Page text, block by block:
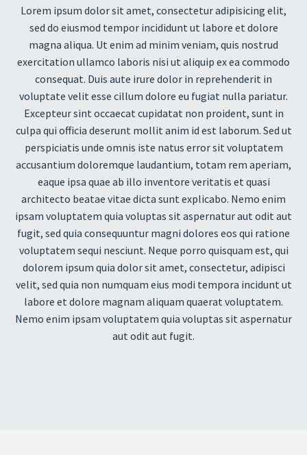
Lorem ipsum dolor sit amet, consectetur adipisicing elit,
sed do eiusmod tempor incididunt ut labore et dolore
magna aliqua. Ut enim ad minim veniam, quis nostrud
exercitation ullamco laboris nisi ut aliquip ex ea commodo
consequat. Duis aute irure dolor in reprehenderit in
voluptate velit esse cillum dolore eu fugiat nulla pariatur.
Excepteur sint occaecat cupidatat non proident, sunt in
culpa qui officia deserunt mollit anim id est laborum. Sed ut
perspiciatis unde omnis iste natus error sit voluptatem
accusantium doloremque laudantium, totam rem aperiam,
eaque ipsa quae ab illo inventore veritatis et quasi
architecto beatae vitae dicta sunt explicabo. Nemo enim
ipsam voluptatem quia voluptas sit aspernatur aut odit aut
fugit, sed quia consequuntur magni dolores eos qui ratione
voluptatem sequi nesciunt. Neque porro quisquam est, qui
dolorem ipsum quia dolor sit amet, consectetur, adipisci
velit, sed quia non numquam eius modi tempora incidunt ut
labore et dolore magnam aliquam quaerat voluptatem.
Nemo enim ipsam voluptatem quia voluptas sit aspernatur
aut odit aut fugit.